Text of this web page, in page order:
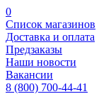
0
Список магазинов
Доставка и оплата
Предзаказы
Наши новости
Вакансии
8 (800) 700-44-41